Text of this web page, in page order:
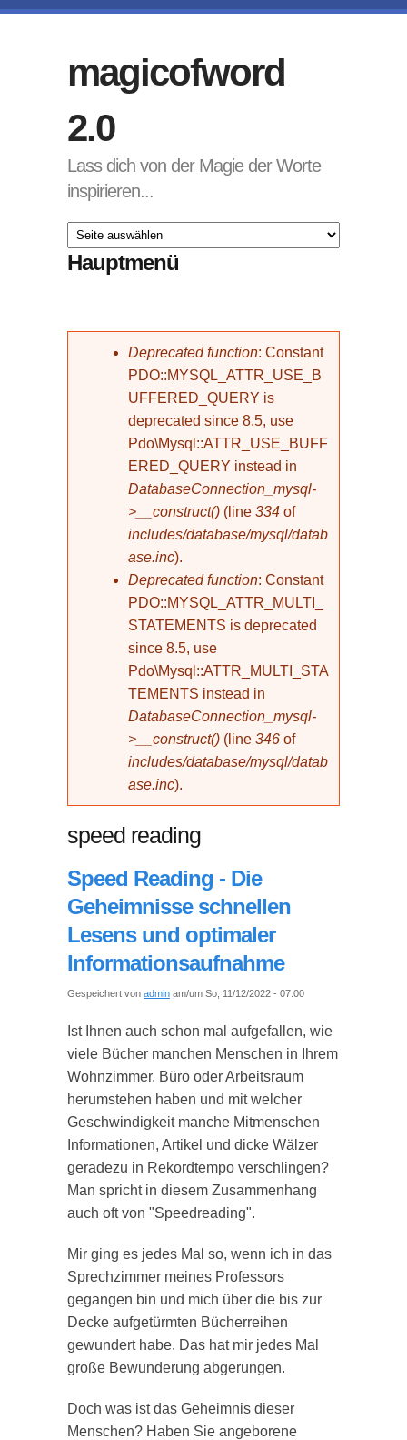
magicofword
2.0
Lass dich von der Magie der Worte
inspirieren...
Hauptmenü
Fehlermeldung
Deprecated function: Constant
PDO::MYSQL_ATTR_USE_B
UFFERED_QUERY is
deprecated since 8.5, use
Pdo\Mysql::ATTR_USE_BUFF
ERED_QUERY instead in
DatabaseConnection_mysql-
>__construct() (line 334 of
includes/database/mysql/datab
ase.inc).
Deprecated function: Constant
PDO::MYSQL_ATTR_MULTI_
STATEMENTS is deprecated
since 8.5, use
Pdo\Mysql::ATTR_MULTI_STA
TEMENTS instead in
DatabaseConnection_mysql-
>__construct() (line 346 of
includes/database/mysql/datab
ase.inc).
speed reading
Speed Reading - Die
Geheimnisse schnellen
Lesens und optimaler
Informationsaufnahme
Gespeichert von admin am/um So, 11/12/2022 - 07:00
Ist Ihnen auch schon mal aufgefallen, wie
viele Bücher manchen Menschen in Ihrem
Wohnzimmer, Büro oder Arbeitsraum
herumstehen haben und mit welcher
Geschwindigkeit manche Mitmenschen
Informationen, Artikel und dicke Wälzer
geradezu in Rekordtempo verschlingen?
Man spricht in diesem Zusammenhang
auch oft von "Speedreading".
Mir ging es jedes Mal so, wenn ich in das
Sprechzimmer meines Professors
gegangen bin und mich über die bis zur
Decke aufgetürmten Bücherreihen
gewundert habe. Das hat mir jedes Mal
große Bewunderung abgerungen.
Doch was ist das Geheimnis dieser
Menschen? Haben Sie angeborene